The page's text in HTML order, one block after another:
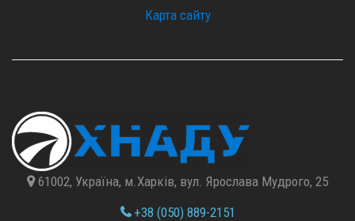
Карта сайту
61002, Україна, м.Харків, вул. Ярослава Мудрого, 25
+38 (050) 889-2151